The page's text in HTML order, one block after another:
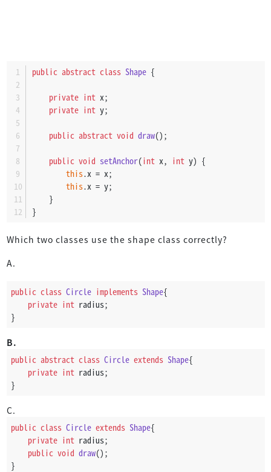
public abstract class Shape {
private int x;
private int y;
public abstract void draw() ;
public void setAnchor(int x, int y) {
this.x = x;
this.x = y;
    }
}
Which two classes use the shape class correctly?
A.
public class Circle implements Shape{
private int radius;
}
B.
public abstract class Circle extends Shape{
private int radius;
}
C.
public class Circle extends Shape{
private int radius;
public void draw() ;
}